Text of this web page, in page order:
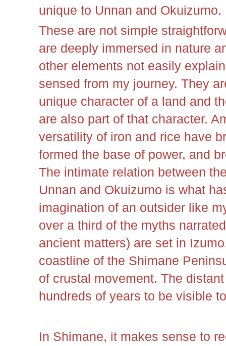
unique to Unnan and Okuizumo.
These are not simple
are deeply immersed in nature
other elements not easily
sensed from my journey. They
unique character of a land and
are also part of that character.
versatility of iron and rice have
formed the base of power, and
The intimate relation between
Unnan and Okuizumo is what
imagination of an outsider like
over a third of the myths
ancient matters) are set in
coastline of the Shimane
of crustal movement. The
hundreds of years to be visible
In Shimane, it makes sense to